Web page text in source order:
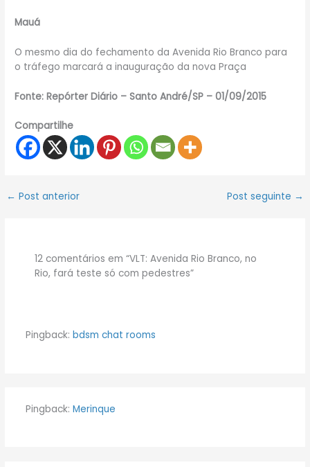
Mauá
O mesmo dia do fechamento da Avenida Rio Branco para
o tráfego marcará a inauguração da nova Praça
Fonte: Repórter Diário – Santo André/SP – 01/09/2015
Compartilhe
← Post anterior Post seguinte →
12 comentários em “VLT: Avenida Rio Branco, no
Rio, fará teste só com pedestres”
Pingback: bdsm chat rooms
Pingback: Merinque